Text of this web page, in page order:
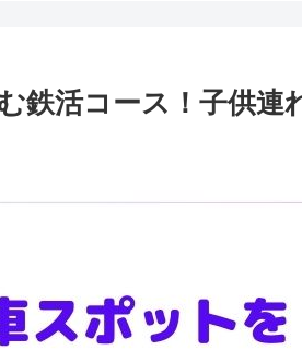
鉄活コース！子供連